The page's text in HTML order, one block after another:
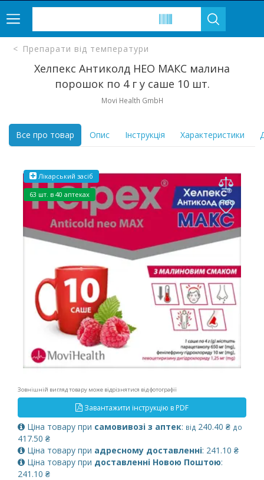
Препарати від температури
Хелпекс Антиколд НЕО МАКС малина
порошок по 4 г у саше 10 шт.
Movi Health GmbH
Все про товар Опис Інструкція Характеристики
Лікарський засіб
63 шт. в 40 аптеках
Зовнішній вигляд товару може відрізнятися від фотографії
Завантажити інструкцію в PDF
Ціна товару при самовивозі з аптек: від 240.40 ₴ до
417.50 ₴
Ціна товару при адресному доставленні: 241.10 ₴
Ціна товару при доставленні Новою Поштою:
241.10 ₴